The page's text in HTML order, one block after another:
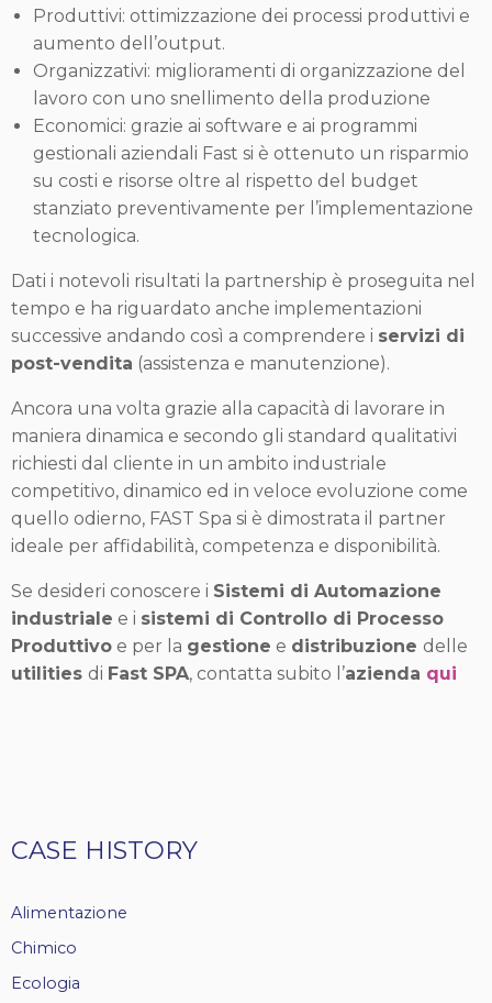
Produttivi: ottimizzazione dei processi produttivi e
aumento dell’output.
Organizzativi: miglioramenti di organizzazione del
lavoro con uno snellimento della produzione
Economici: grazie ai software e ai programmi
gestionali aziendali Fast si è ottenuto un risparmio
su costi e risorse oltre al rispetto del budget
stanziato preventivamente per l’implementazione
tecnologica.
Dati i notevoli risultati la partnership è proseguita nel
tempo e ha riguardato anche implementazioni
successive andando così a comprendere i servizi di
post-vendita (assistenza e manutenzione).
Ancora una volta grazie alla capacità di lavorare in
maniera dinamica e secondo gli standard qualitativi
richiesti dal cliente in un ambito industriale
competitivo, dinamico ed in veloce evoluzione come
quello odierno, FAST Spa si è dimostrata il partner
ideale per affidabilità, competenza e disponibilità.
Se desideri conoscere i Sistemi di Automazione
industriale e i sistemi di Controllo di Processo
Produttivo e per la gestione e distribuzione delle
utilities di Fast SPA, contatta subito l’azienda qui
Tags
CASE HISTORY
Alimentazione
Chimico
Ecologia